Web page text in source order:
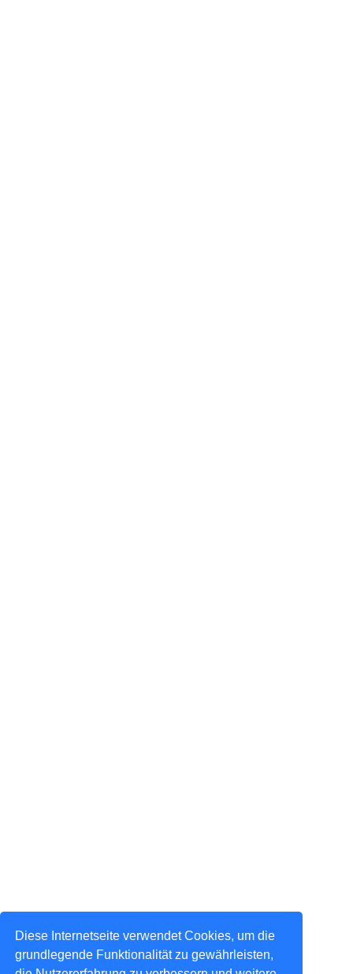
Diese Internetseite verwendet Cookies, um die
grundlegende Funktionalität zu gewährleisten,